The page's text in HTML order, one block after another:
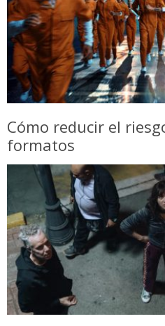
Cómo reducir el
formatos